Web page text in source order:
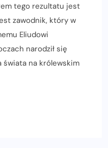
tego rezultatu jest
zawodnik, który w
Eliudowi
narodził się
świata na królewskim